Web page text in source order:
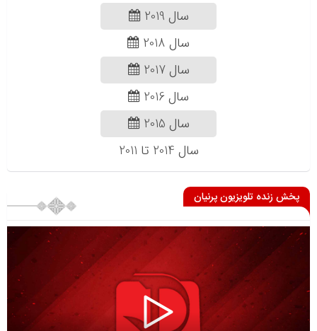
سال 2019
سال 2018
سال 2017
سال 2016
سال 2015
سال 2014 تا 2011
پخش زنده تلویزیون پرنیان